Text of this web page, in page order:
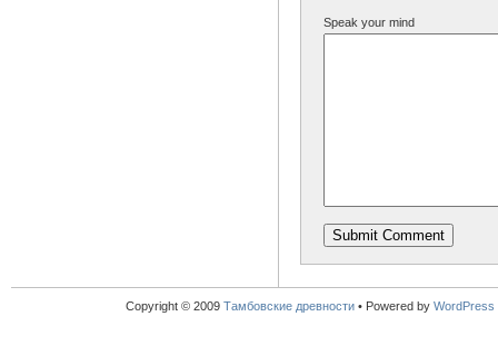
Speak your mind
Copyright © 2009 Тамбовские древности • Powered by WordPress